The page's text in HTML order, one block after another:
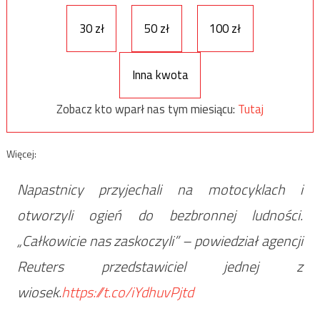
30 zł 50 zł 100 zł
Inna kwota
Zobacz kto wparł nas tym miesiącu: Tutaj
Więcej:
Napastnicy przyjechali na motocyklach i
otworzyli ogień do bezbronnej ludności.
„Całkowicie nas zaskoczyli” – powiedział agencji
Reuters przedstawiciel jednej z
wiosek.https://t.co/iYdhuvPjtd